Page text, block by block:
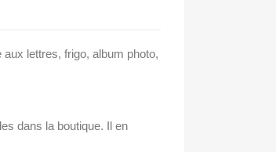
lettres, frigo, album photo,
dans la boutique. Il en